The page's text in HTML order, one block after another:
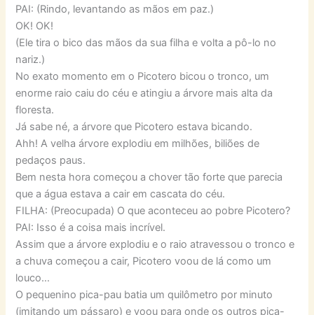
PAI: (Rindo, levantando as mãos em paz.)
OK! OK!
(Ele tira o bico das mãos da sua filha e volta a pô-lo no
nariz.)
No exato momento em o Picotero bicou o tronco, um
enorme raio caiu do céu e atingiu a árvore mais alta da
floresta.
Já sabe né, a árvore que Picotero estava bicando.
Ahh! A velha árvore explodiu em milhões, biliões de
pedaços paus.
Bem nesta hora começou a chover tão forte que parecia
que a água estava a cair em cascata do céu.
FILHA: (Preocupada) O que aconteceu ao pobre Picotero?
PAI: Isso é a coisa mais incrível.
Assim que a árvore explodiu e o raio atravessou o tronco e
a chuva começou a cair, Picotero voou de lá como um
louco…
O pequenino pica-pau batia um quilômetro por minuto
(imitando um pássaro) e voou para onde os outros pica-